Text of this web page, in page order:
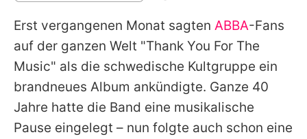
Impressum
Datenschutzerklärung
Nutzungsbedingungen
Utiq verwalten
Erst vergangenen Monat sagten ABBA-Fans
auf der ganzen Welt "Thank You For The
Music" als die schwedische Kultgruppe ein
brandneues Album ankündigte. Ganze 40
Jahre hatte die Band eine musikalische
Pause eingelegt – nun folgte auch schon eine